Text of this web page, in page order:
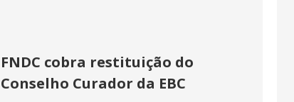
FNDC cobra restituição do
Conselho Curador da EBC